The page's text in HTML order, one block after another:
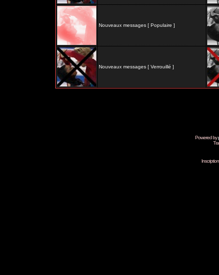
Nouveaux messages [ Populaire ]
Nouveaux messages [ Verrouillé ]
Powered by